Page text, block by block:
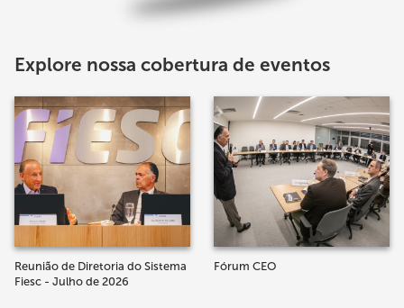
Explore nossa cobertura de eventos
Reunião de Diretoria do Sistema
Fiesc - Julho de 2026
Fórum CEO